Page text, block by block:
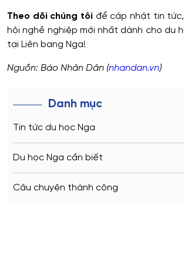
Theo dõi chúng tôi để cập nhật tin
hội nghề nghiệp mới nhất dành cho du
tại Liên bang Nga!
Nguồn: Báo Nhân Dân (nhandan.vn)
Danh mục
Tin tức du học Nga
Du học Nga cần biết
Câu chuyện thành công